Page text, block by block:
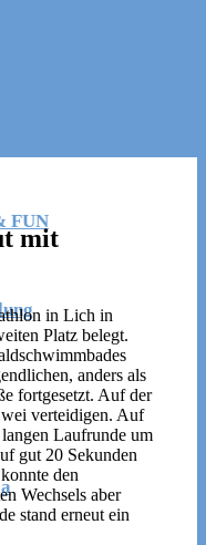
FUN
mit
in Lich in
Platz belegt.
anders als
fortgesetzt. Auf der
verteidigen. Auf
Laufrunde um
gut 20 Sekunden
den
Wechsels aber
stand erneut ein